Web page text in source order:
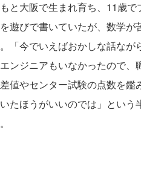
と大阪で生まれ育ち、11歳
遊びで書いていたが、数学
「今でいえばおかしな話な
ンジニアもいなかったので、
値やセンター試験の点数を鑑
たほうがいいのでは」とい